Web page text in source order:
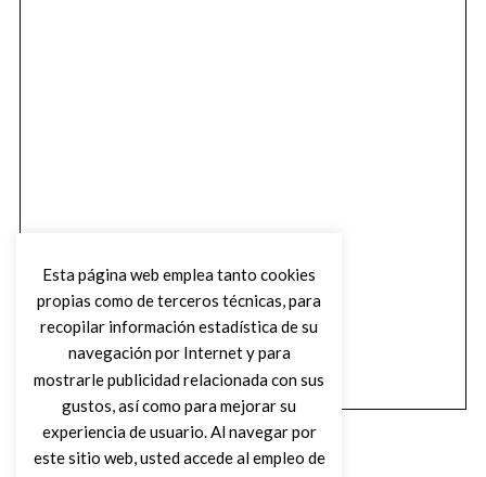
Esta página web emplea tanto cookies
propias como de terceros técnicas, para
recopilar información estadística de su
navegación por Internet y para
mostrarle publicidad relacionada con sus
gustos, así como para mejorar su
experiencia de usuario. Al navegar por
este sitio web, usted accede al empleo de